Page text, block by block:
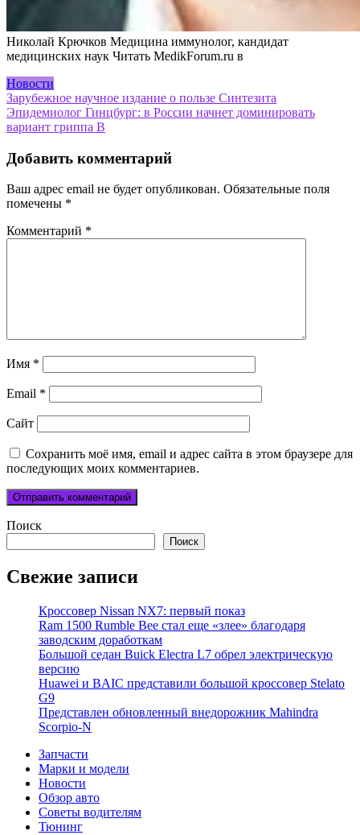
Николай Крючков Медицина иммунолог, кандидат
медицинских наук Читать MedikForum.ru в
Новости
Навигация
по
Зарубежное научное издание о пользе Синтезита
Эпидемиолог Гинцбург: в России начнет доминировать
вариант гриппа B
Добавить комментарий
Ваш адрес email не будет опубликован. Обязательные поля
помечены *
Комментарий *
Имя *
Email *
Сайт
Сохранить моё имя, email и адрес сайта в этом браузере для
последующих моих комментариев.
Поиск
Поиск
Свежие записи
Кроссовер Nissan NX7: первый показ
Ram 1500 Rumble Bee стал еще «злее» благодаря
заводским доработкам
Большой седан Buick Electra L7 обрел электрическую
версию
Huawei и BAIC представили большой кроссовер Stelato
G9
Представлен обновленный внедорожник Mahindra
Scorpio-N
Запчасти
Марки и модели
Новости
Обзор авто
Советы водителям
Тюнинг